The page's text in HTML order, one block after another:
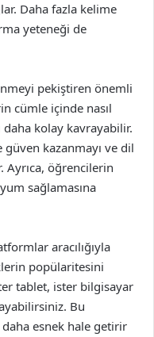
Daha fazla kelime
yeteneği de
pekiştiren önemli
cümle içinde nasıl
daha kolay kavrayabilir.
kazanmayı ve dil
öğrencilerin
sağlamasına
aracılığıyla
popülaritesini
tablet, ister bilgisayar
Bu
esnek hale getirir